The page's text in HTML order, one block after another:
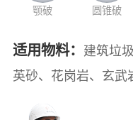
颚破 圆锥破
适用物料：
建筑垃
英砂、花岗岩、玄武